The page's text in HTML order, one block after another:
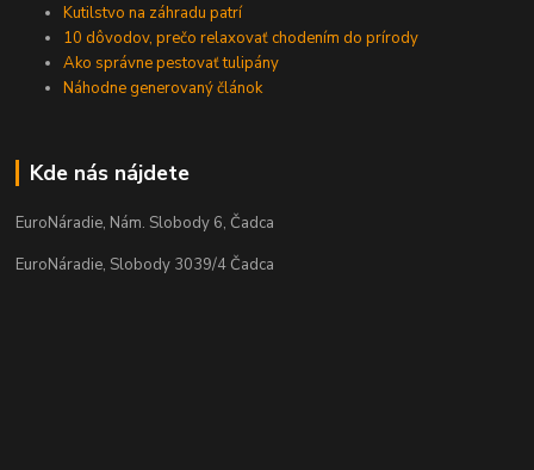
Kutilstvo na záhradu patrí
10 dôvodov, prečo relaxovať chodením do prírody
Ako správne pestovať tulipány
Náhodne generovaný článok
Kde nás nájdete
EuroNáradie, Nám. Slobody 6, Čadca
EuroNáradie, Slobody 3039/4 Čadca